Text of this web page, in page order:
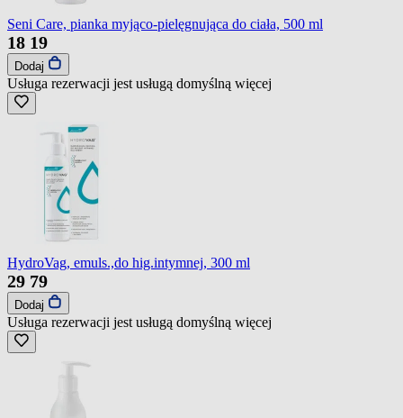
Seni Care, pianka myjąco-pielęgnująca do ciała, 500 ml
18 19
Dodaj
Usługa rezerwacji jest usługą domyślną więcej
HydroVag, emuls.,do hig.intymnej, 300 ml
29 79
Dodaj
Usługa rezerwacji jest usługą domyślną więcej